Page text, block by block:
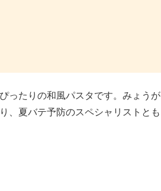
ったりの和風パスタです。みょうが
、夏バテ予防のスペシャリストとも